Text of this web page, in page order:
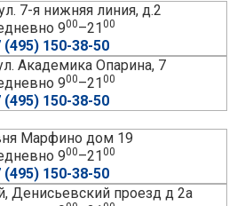
7-я нижняя линия, д.2
900–2100
(495) 150-38-50
Академика Опарина, 7
900–2100
(495) 150-38-50
Марфино дом 19
900–2100
(495) 150-38-50
Денисьевский проезд д 2а